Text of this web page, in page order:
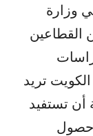
وزارة
القطاعين
تريد
أن تستفيد
حصول